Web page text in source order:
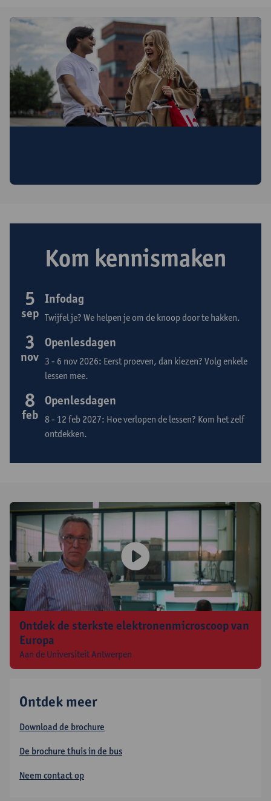
Kom kennismaken
Infodag
Twijfel je? We helpen je om de knoop door te hakken.
5
sep
Openlesdagen
3 - 6 nov 2026: Eerst proeven, dan kiezen? Volg enkele
lessen mee.
3
nov
Openlesdagen
8 - 12 feb 2027: Hoe verlopen de lessen? Kom het zelf
ontdekken.
8
feb
Ontdek de sterkste elektronenmicroscoop van
Europa
Aan de Universiteit Antwerpen
Ontdek meer
Download de brochure
De brochure thuis in de bus
Neem contact op